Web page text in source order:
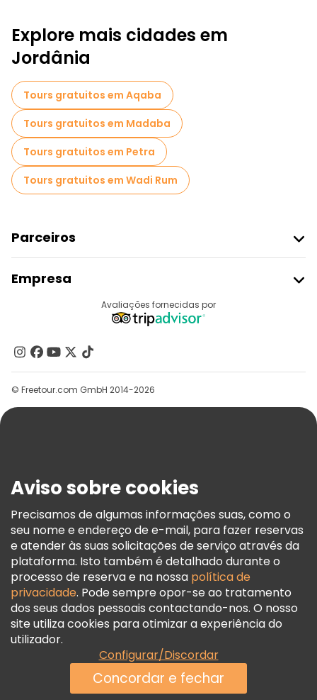
Visitas de degustação locais em Amã
Passeios gratuitos de um dia em Amã
Passeios a pé noturnos gratuitos em Amã
Passeios de bicicleta em Amã
Passeios gastronômicos em Amã
Passeios gratuitos perto King Abdullah I Mosque
Passeios gratuitos perto Wadi Rum Protected Area
Explore mais cidades em
Jordânia
Tours gratuitos em Aqaba
Tours gratuitos em Madaba
Tours gratuitos em Petra
Tours gratuitos em Wadi Rum
Parceiros
Registo Do Fornecedor
Programa De Afiliados
Empresa
Contacte-Nos
Grupos
Ajuda
Termos E Informações Legais
Política De Cookies
Freetour Prémios
Programa De Fidelidade
Avaliações fornecidas por
© Freetour.com GmbH 2014-2026
Aviso sobre cookies
Precisamos de algumas informações suas, como o
seu nome e endereço de e-mail, para fazer reservas
e atender às suas solicitações de serviço através da
plataforma. Isto também é detalhado durante o
processo de reserva e na nossa política de
privacidade. Pode sempre opor-se ao tratamento
dos seus dados pessoais contactando-nos. O nosso
site utiliza cookies para otimizar a experiência do
utilizador.
Configurar/Discordar
Concordar e fechar